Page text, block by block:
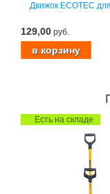
Движок ECOTEC
129,00 руб.
Есть на складе